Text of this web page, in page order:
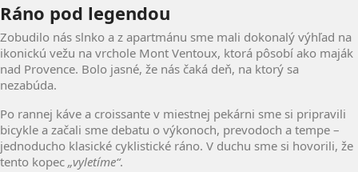
Ráno pod legendou
Zobudilo nás slnko a z apartmánu sme mali dokonalý výhľad na
ikonickú vežu na vrchole Mont Ventoux, ktorá pôsobí ako maják
nad Provence. Bolo jasné, že nás čaká deň, na ktorý sa
nezabúda.
Po rannej káve a croissante v miestnej pekárni sme si pripravili
bicykle a začali sme debatu o výkonoch, prevodoch a tempe –
jednoducho klasické cyklistické ráno. V duchu sme si hovorili, že
tento kopec „vyletíme“.